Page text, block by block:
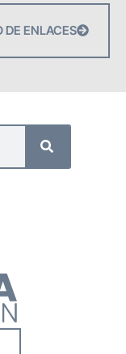
DE ENLACES